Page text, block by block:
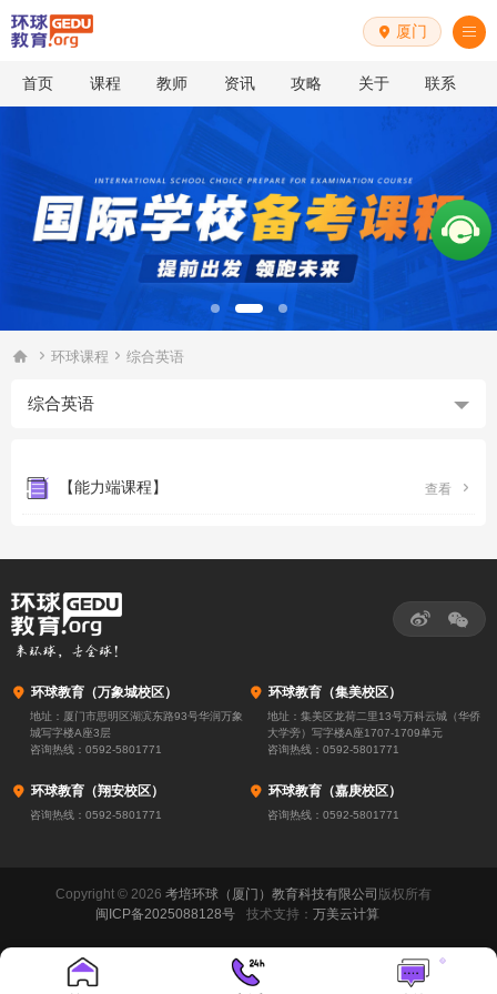
 厦门 
首页 课程 教师 资讯 攻略 关于 联系
  环球课程  综合英语
综合英语
【能力端课程】 查看 
 环球教育（万象城校区）
地址：厦门市思明区湖滨东路93号华润万象
城写字楼A座3层
咨询热线： 0592-5801771
 环球教育（集美校区）
地址：集美区龙荷二里13号万科云城（华侨
大学旁）写字楼A座1707-1709单元
咨询热线： 0592-5801771
 环球教育（翔安校区）
咨询热线： 0592-5801771
 环球教育（嘉庚校区）
咨询热线： 0592-5801771
 
Copyright © 2026 考培环球（厦门）教育科技有限公司 版权所有
闽ICP备2025088128号
技术支持： 万美云计算